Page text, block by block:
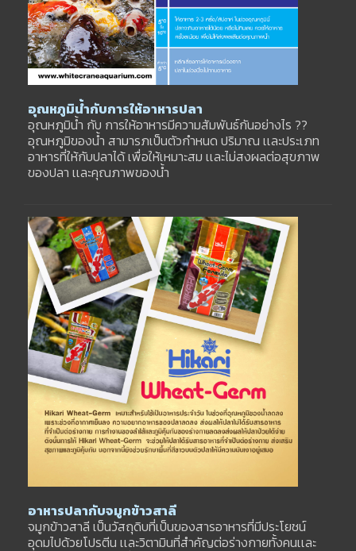
อุณหภูมิน้ำกับการให้อาหารปลา
อุณหภูมิน้ำ กับ การให้อาหารมีความสัมพันธ์กันอย่างไร ??
อุณหภูมิของน้ำ สามารภเป็นตัวกำหนด ปริมาณ เเละประเภท
อาหารที่ให้กับปลาได้ เพื่อให้เหมาะสม เเละไม่สงผลต่อสุขภาพ
ของปลา เเละคุณภาพของน้ำ
อาหารปลากับจมูกข้าวสาลี
จมูกข้าวสาลี เป็นวัสถุดิบที่เป็นของสารอาหารที่มีประโยชน์
อุดมไปด้วยโปรตีน เเละวิตามินที่สำคัญต่อร่างกายทั้งคนเเละ